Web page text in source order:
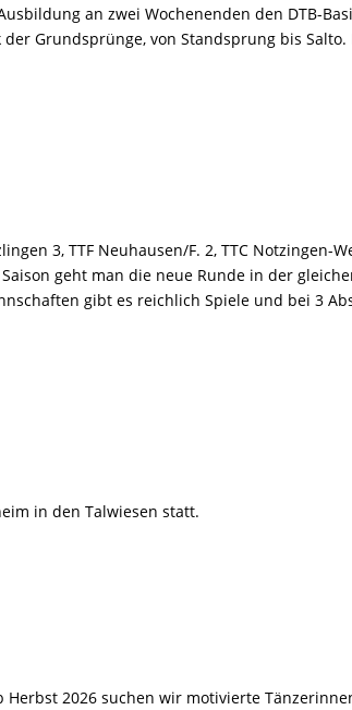
an zwei Wochenenden den DTB-
Grundsprünge, von Standsprung bis Salto.
3, TTF Neuhausen/F. 2, TTC Notzingen-
geht man die neue Runde in der
gibt es reichlich Spiele und bei 3
in den Talwiesen statt.
Herbst 2026 suchen wir motivierte